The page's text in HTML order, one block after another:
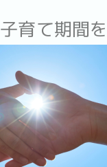
育て期間